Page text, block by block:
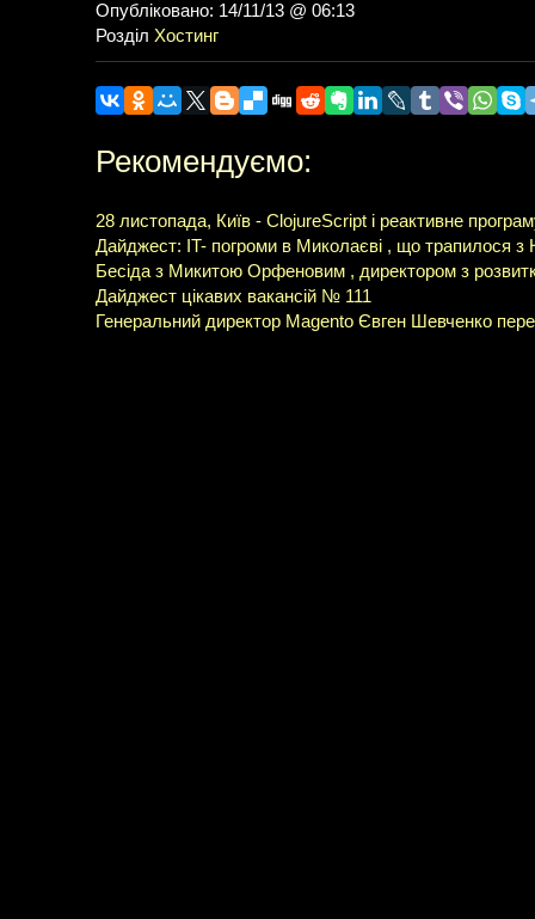
Опубліковано: 14/11/13 @ 06:13
Розділ Хостинг
Рекомендуємо:
28 листопада, Київ - ClojureScript і реактивне
Дайджест: IT- погроми в Миколаєві , що трапилося
Бесіда з Микитою Орфеновим , директором з
Дайджест цікавих вакансій № 111
Генеральний директор Magento Євген Шевченко